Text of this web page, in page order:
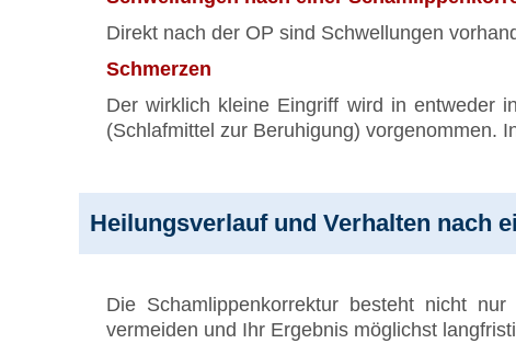
Direkt nach der OP sind Schwellungen
Schmerzen
Der wirklich kleine Eingriff wird in entweder
(Schlafmittel zur Beruhigung) vorgenommen.
Heilungsverlauf und Verhalten nach
Die Schamlippenkorrektur besteht nicht
vermeiden und Ihr Ergebnis möglichst